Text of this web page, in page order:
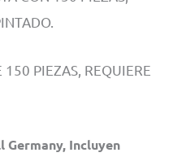
150 PIEZAS, REQUIERE
Germany, Incluyen